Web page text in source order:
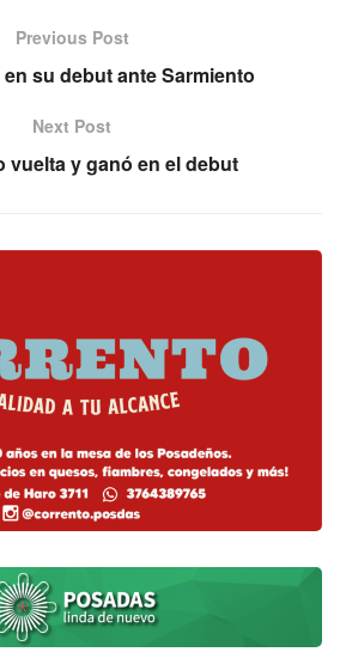
Previous Post
su debut ante Sarmiento
Next Post
vuelta y ganó en el debut